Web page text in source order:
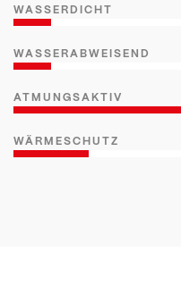
WASSERDICHT
WASSERABWEISEND
ATMUNGSAKTIV
WÄRMESCHUTZ